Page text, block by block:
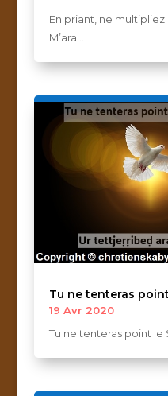
En priant, ne
M’ara...
Tu ne tenteras
19 Avr 2020
Tu ne tenteras point